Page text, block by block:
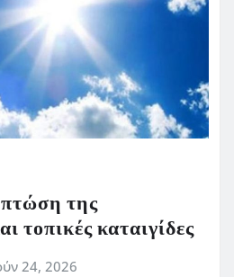
της
τοπικές καταιγίδες
24, 2026